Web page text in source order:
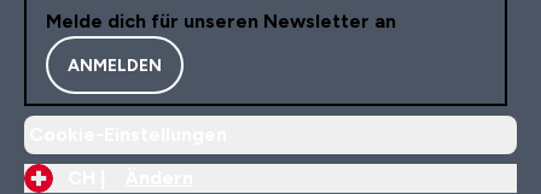
Melde dich für unseren Newsletter an
ANMELDEN